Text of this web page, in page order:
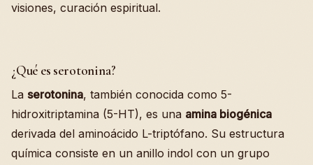
visiones, curación espiritual.
¿Qué es serotonina?
La serotonina, también conocida como 5-
hidroxitriptamina (5-HT), es una amina biogénica
derivada del aminoácido L-triptófano. Su estructura
química consiste en un anillo indol con un grupo